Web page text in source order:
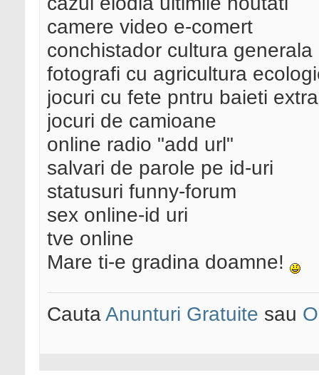
camere video e-comert
conchistador cultura generala
fotografi cu agricultura
jocuri cu fete pntru baieti extra
jocuri de camioane
online radio "add url"
salvari de parole pe id-uri
statusuri funny-forum
sex online-id uri
tve online
Mare ti-e gradina doamne!
CautaAnunturi Gratuite sau